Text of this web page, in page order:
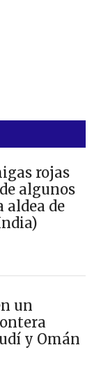
rojas
algunos
aldea de
un
y Omán